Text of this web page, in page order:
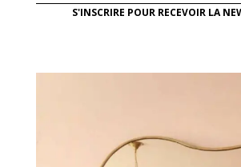
S'INSCRIRE POUR RECEVOIR LA